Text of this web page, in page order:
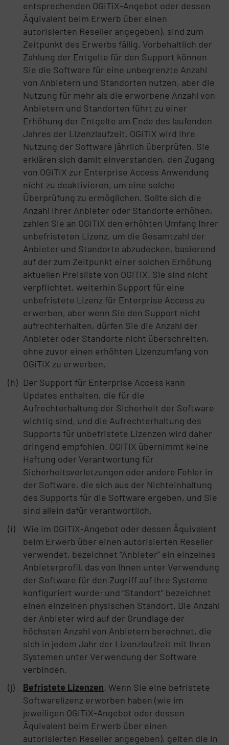
entsprechenden OGiTiX-Angebot oder dessen
Äquivalent beim Erwerb über einen
autorisierten Reseller angegeben), sind zum
Zeitpunkt des Erwerbs fällig. Vorbehaltlich der
Zahlung der Entgelte für den Support können
Sie die Software für eine unbegrenzte Anzahl
von Anbietern und Standorten nutzen, aber die
Nutzung für mehr als die erworbene Anzahl von
Anbietern und Standorten führt zu einer
Erhöhung der Entgelte am Ende des laufenden
Jahres der Lizenzlaufzeit. OGiTiX wird Ihre
Nutzung der Software jährlich überprüfen. Sie
erklären sich damit einverstanden, den Zugang
von OGiTiX zur Enterprise Access Anwendung
nicht zu deaktivieren, um eine solche
Überprüfung zu ermöglichen. Sollte sich die
Anzahl Ihrer Anbieter oder Standorte erhöhen,
zahlen Sie an OGiTiX den erhöhten Umfang Ihrer
unbefristeten Lizenz, um die Gesamtzahl der
Anbieter und Standorte abzudecken, basierend
auf der zum Zeitpunkt einer solchen Erhöhung
aktuellen Preisliste von OGiTiX. Sie sind nicht
verpflichtet, weiterhin Support für eine
unbefristete Lizenz für Enterprise Access zu
erwerben, aber wenn Sie den Support nicht
aufrechterhalten, dürfen Sie die Anzahl der
Anbieter oder Standorte nicht überschreiten,
ohne zuvor einen erhöhten Lizenzumfang von
OGiTiX zu erwerben.
Der Support für Enterprise Access kann
Updates enthalten, die für die
Aufrechterhaltung der Sicherheit der Software
wichtig sind, und die Aufrechterhaltung des
Supports für unbefristete Lizenzen wird daher
dringend empfohlen. OGiTiX übernimmt keine
Haftung oder Verantwortung für
Sicherheitsverletzungen oder andere Fehler in
der Software, die sich aus der Nichteinhaltung
des Supports für die Software ergeben, und Sie
sind allein dafür verantwortlich.
Wie im OGiTiX-Angebot oder dessen Äquivalent
beim Erwerb über einen autorisierten Reseller
verwendet, bezeichnet “Anbieter” ein einzelnes
Anbieterprofil, das von Ihnen unter Verwendung
der Software für den Zugriff auf Ihre Systeme
konfiguriert wurde; und “Standort” bezeichnet
einen einzelnen physischen Standort. Die Anzahl
der Anbieter wird auf der Grundlage der
höchsten Anzahl von Anbietern berechnet, die
sich in jedem Jahr der Lizenzlaufzeit mit Ihren
Systemen unter Verwendung der Software
verbinden.
Befristete Lizenzen. Wenn Sie eine befristete
Softwarelizenz erworben haben (wie im
jeweiligen OGiTiX-Angebot oder dessen
Äquivalent beim Erwerb über einen
autorisierten Reseller angegeben), gelten die in